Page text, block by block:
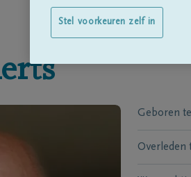
Geboren te
Overleden
Stel voorkeuren zelf in